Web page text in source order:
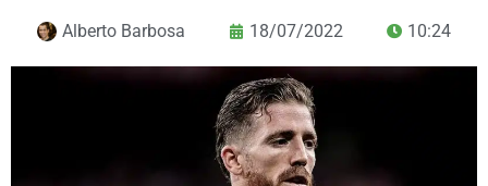
Alberto Barbosa 18/07/2022 10:24